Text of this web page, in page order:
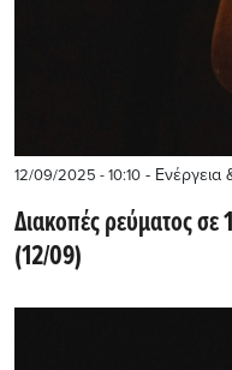
12/09/2025 - 10:10 - Ενέργεια
Διακοπές ρεύματος σε
(12/09)